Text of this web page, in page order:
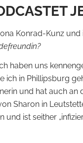
Konrad-Kunz und
haben uns
ich in Phillipsburg
und hat auch an
Sharon in
und ist seither